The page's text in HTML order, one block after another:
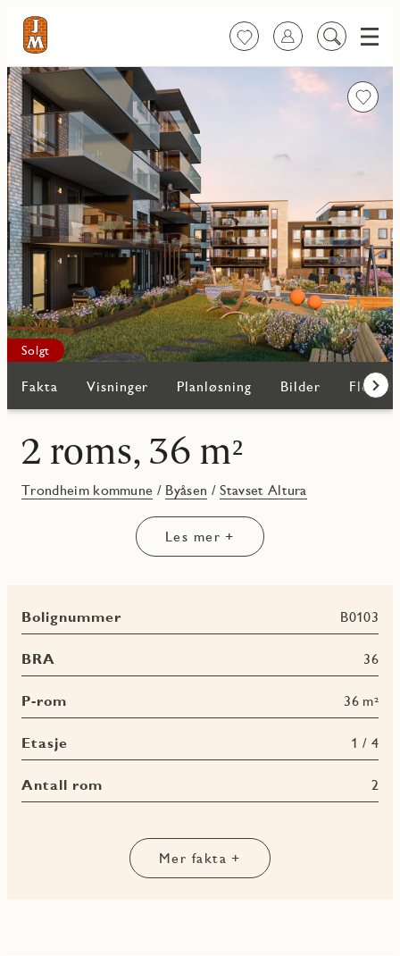
FavoritterLogg inn
Søk
innhold
Meny
Solgt
Fakta Visninger Planløsning Bilder Flere
2 roms, 36 m²
Trondheim kommune / Byåsen /Stavset Altura
Les mer +
Bolignummer B0103
BRA 36
P-rom 36 m²
Etasje 1 / 4
Antall rom 2
Mer fakta +